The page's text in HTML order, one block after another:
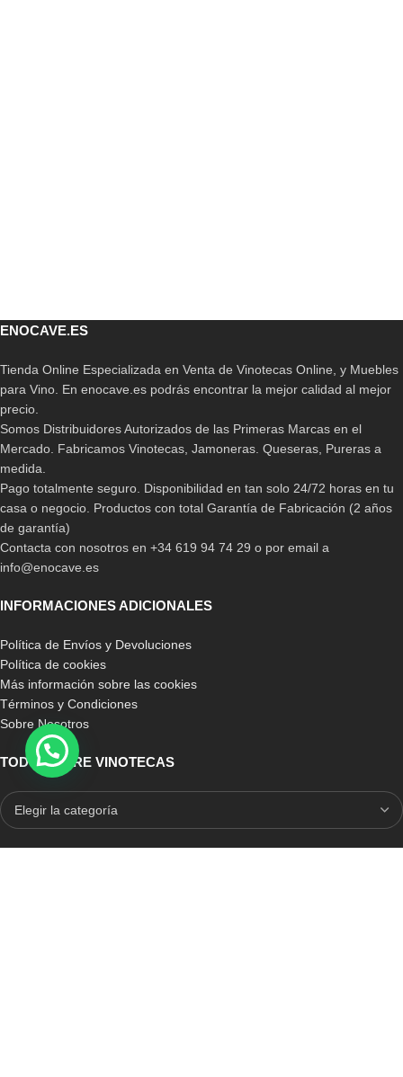
ENOCAVE.ES
Tienda Online Especializada en Venta de Vinotecas Online, y Muebles
para Vino. En enocave.es podrás encontrar la mejor calidad al mejor
precio.
Somos Distribuidores Autorizados de las Primeras Marcas en el
Mercado. Fabricamos Vinotecas, Jamoneras. Queseras, Pureras a
medida.
Pago totalmente seguro. Disponibilidad en tan solo 24/72 horas en tu
casa o negocio. Productos con total Garantía de Fabricación (2 años
de garantía)
Contacta con nosotros en +34 619 94 74 29 o por email a
info@enocave.es
INFORMACIONES ADICIONALES
Política de Envíos y Devoluciones
Política de cookies
Más información sobre las cookies
Términos y Condiciones
Sobre Nosotros
TODO SOBRE VINOTECAS